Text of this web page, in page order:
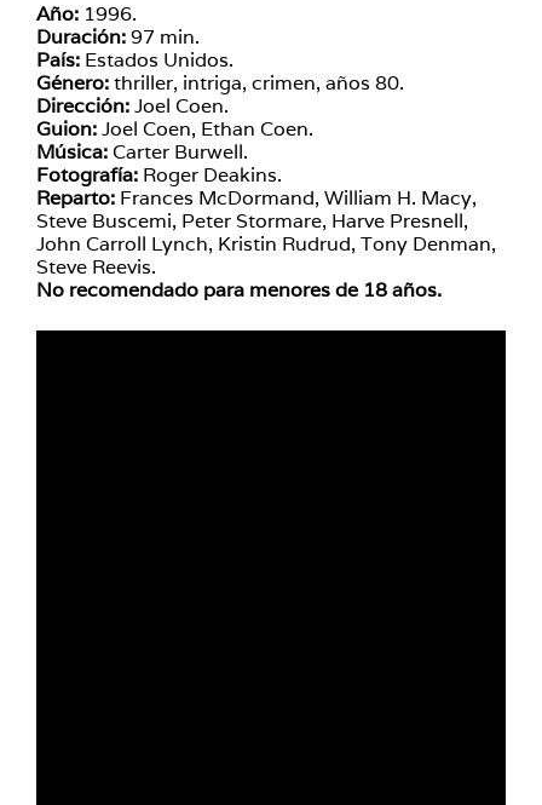
Año: 1996.
Duración:97 min.
País: Estados Unidos.
Género:thriller, intriga, crimen, años 80.
Dirección:Joel Coen.
Guion:Joel Coen, Ethan Coen.
Música: Carter Burwell.
Fotografía: Roger Deakins.
Reparto: Frances McDormand, William H. Macy,
Steve Buscemi, Peter Stormare, Harve Presnell,
John Carroll Lynch, Kristin Rudrud, Tony Denman,
Steve Reevis.
No recomendado para menores de 18 años.